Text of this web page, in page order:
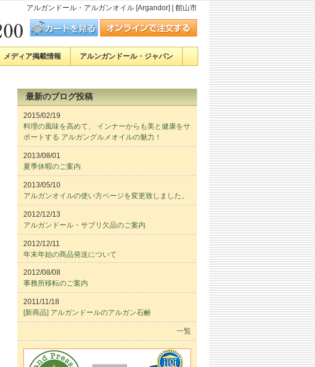
アルガンドール・アルガンオイル [Argandor] | 館山市
メディア掲載情報 アルンガンドール・ジャパン
最新のブログ投稿
2015/02/19
料理の風味を高めて、 インナーからも美と健康をサ
ポートする アルガングルメオイルの魅力！
2013/08/01
夏季休暇のご案内
2013/05/10
アルガンオイルの使い方ページを変更致しました。
2012/12/13
アルガンドール・サプリ欠品のご案内
2012/12/11
年末年始の商品発送について
2012/08/08
事務所移転のご案内
2011/11/18
[新商品] アルガンドールのアルガン石鹸
一覧